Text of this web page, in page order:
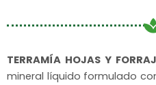
TERRAMÍA HOJAS Y
mineral líquido formulado